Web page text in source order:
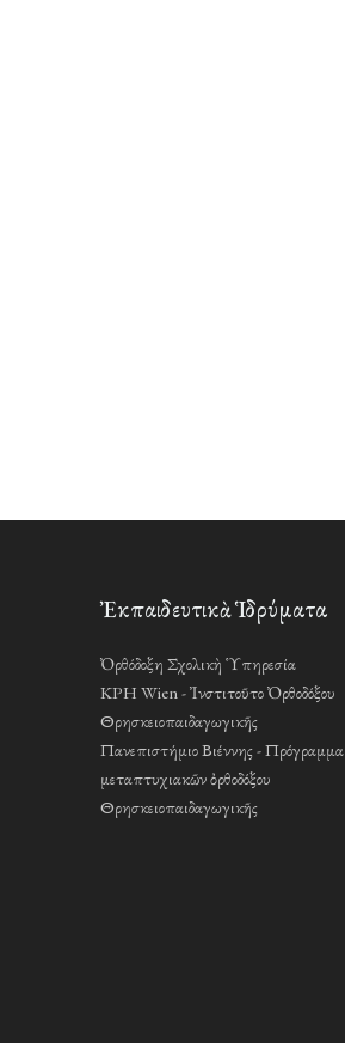
Ἐκπαιδευτικὰ Ἱδρύματα
Ὀρθόδοξη Σχολικὴ Ὑπηρεσία
KPH Wien - Ἰνστιτοῦτο Ὀρθοδόξου
Θρησκειοπαιδαγωγικῆς
Πανεπιστήμιο Βιέννης - Πρόγραμμα
μεταπτυχιακῶν ὀρθοδόξου
Θρησκειοπαιδαγωγικῆς